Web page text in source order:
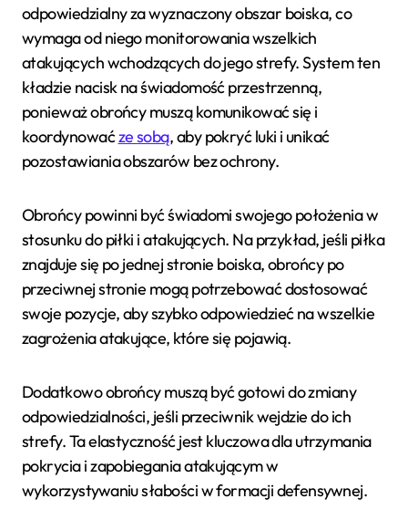
odpowiedzialny za wyznaczony obszar boiska, co
wymaga od niego monitorowania wszelkich
atakujących wchodzących do jego strefy. System ten
kładzie nacisk na świadomość przestrzenną,
ponieważ obrońcy muszą komunikować się i
koordynowaćze sobą, aby pokryć luki i unikać
pozostawiania obszarów bez ochrony.
Obrońcy powinni być świadomi swojego położenia w
stosunku do piłki i atakujących. Na przykład, jeśli piłka
znajduje się po jednej stronie boiska, obrońcy po
przeciwnej stronie mogą potrzebować dostosować
swoje pozycje, aby szybko odpowiedzieć na wszelkie
zagrożenia atakujące, które się pojawią.
Dodatkowo obrońcy muszą być gotowi do zmiany
odpowiedzialności, jeśli przeciwnik wejdzie do ich
strefy. Ta elastyczność jest kluczowa dla utrzymania
pokrycia i zapobiegania atakującym w
wykorzystywaniu słabości w formacji defensywnej.